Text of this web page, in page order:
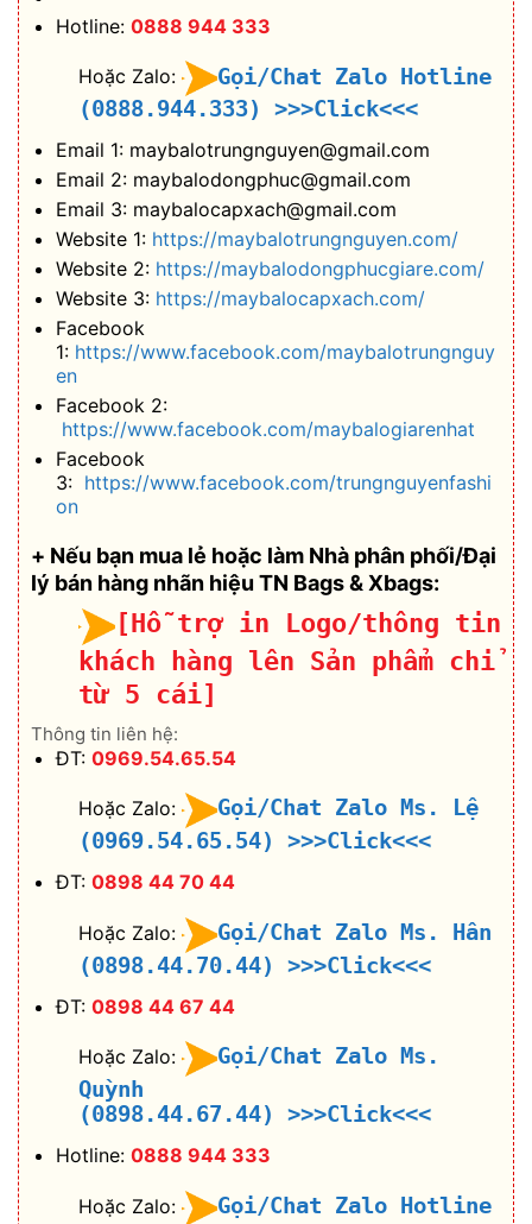
Hotline: 0888 944 333
Hoặc Zalo:
Gọi/Chat Zalo Hotline
(0888.944.333)
>>>Click<<<
Email 1: maybalotrungnguyen@gmail.com
Email 2: maybalodongphuc@gmail.com
Email 3: maybalocapxach@gmail.com
Website 1: https://maybalotrungnguyen.com/
Website 2: https://maybalodongphucgiare.com/
Website 3: https://maybalocapxach.com/
Facebook
1: https://www.facebook.com/maybalotrungnguy
en
Facebook 2:
https://www.facebook.com/maybalogiarenhat
Facebook
3: https://www.facebook.com/trungnguyenfashi
on
+ Nếu bạn mua lẻ hoặc làm Nhà phân phối/Đại
lý bán hàng nhãn hiệu TN Bags & Xbags:
[Hỗ trợ in Logo/thông tin
khách hàng lên Sản phẩm chỉ
từ 5 cái]
Thông tin liên hệ:
ĐT: 0969.54.65.54
Hoặc Zalo:
Gọi/Chat Zalo Ms. Lệ
(0969.54.65.54)
>>>Click<<<
ĐT: 0898 44 70 44
Hoặc Zalo:
Gọi/Chat Zalo Ms. Hân
(0898.44.70.44)
>>>Click<<<
ĐT: 0898 44 67 44
Hoặc Zalo:
Gọi/Chat Zalo Ms.
Quỳnh
(0898.44.67.44)
>>>Click<<<
Hotline: 0888 944 333
Hoặc Zalo: Gọi/Chat Zalo Hotline